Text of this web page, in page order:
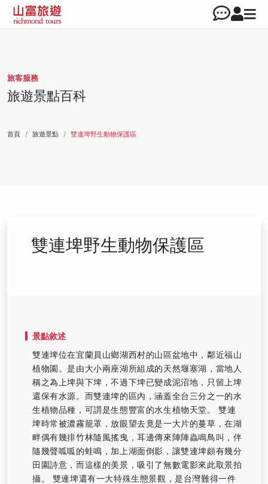
旅客服務
旅遊景點百科
首頁 旅遊景點 雙連埤野生動物保護區
雙連埤野生動物保護區
景點敘述
雙連埤位在宜蘭員山鄉湖西村的山區盆地中，鄰近福山
植物園。是由大小兩座湖所組成的天然堰塞湖，當地人
稱之為上埤與下埤，不過下埤已變成泥沼地，只留上埤
還保有水源。而雙連埤的區內，涵蓋全台三分之一的水
生植物品種，可謂是生態豐富的水生植物天堂。 雙連
埤時常被濃霧籠罩，放眼望去竟是一大片的蔓草，在湖
畔偶有幾排竹林隨風搖曳，耳邊傳來陣陣蟲鳴鳥叫，伴
隨幾聲呱呱的蛙鳴，加上湖面倒影，讓雙連埤頗有幾分
田園詩意，而這樣的美景，吸引了無數電影來此取景拍
攝。 雙連埤還有一大特殊生態景觀，是台灣難得一件